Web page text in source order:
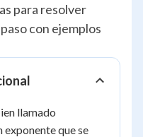
para resolver
con ejemplos
llamado
que se